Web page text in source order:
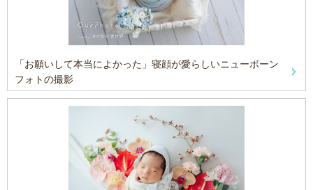
「お願いして本当によかった」寝顔が愛らしいニューボーン
フォトの撮影